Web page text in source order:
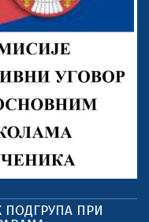
ПОДГРУПА ПРИ